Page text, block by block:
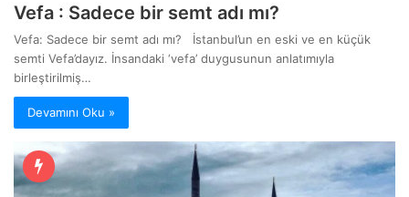
Vefa : Sadece bir semt adı mı?
Vefa: Sadece bir semt adı mı? İstanbul’un en eski ve en küçük
semti Vefa’dayız. İnsandaki ‘vefa’ duygusunun anlatımıyla
birleştirilmiş…
Devamını Oku »